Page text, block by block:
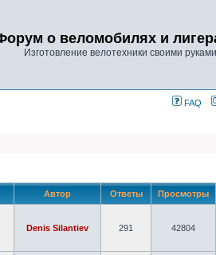
о веломобилях и
Изготовление велотехники своими руками
FAQ
Автор Ответы Просмотры
Denis Silantiev 291 42804